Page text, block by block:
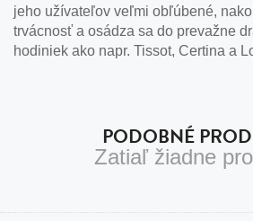
jeho užívateľov veľmi obľúbené,
trvácnosť a osádza sa do prevažne
hodiniek ako napr. Tissot, Certina a
PODOBNÉ
Zatiaľ žiadne